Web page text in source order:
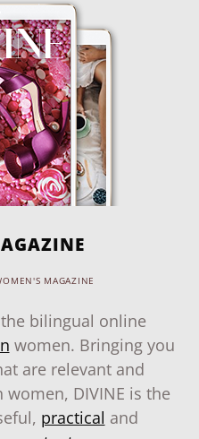
MAGAZINE
the bilingual online
women. Bringing you
are relevant and
DIVINE is the
practical and